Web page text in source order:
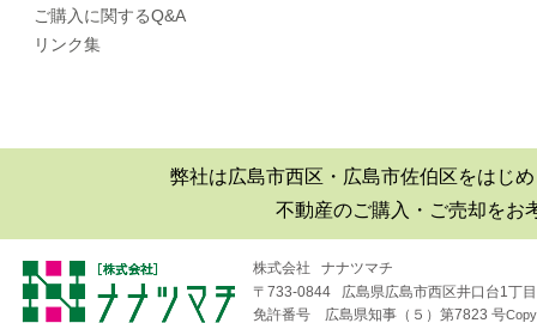
☆海が見渡せる一戸建て（売
却物件）を募集しています！
■2018年08月04日
ご購入に関するQ&A
リンク集
弊社は広島市西区・広島市佐伯区をはじ
不動産のご購入・ご売却をお
株式会社 ナナツマチ
〒733-0844 広島県広島市西区井口台1丁
免許番号 広島県知事（５）第7823 号